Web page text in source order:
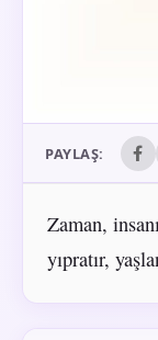
PAYLAŞ:
Zaman,
yıpratır,